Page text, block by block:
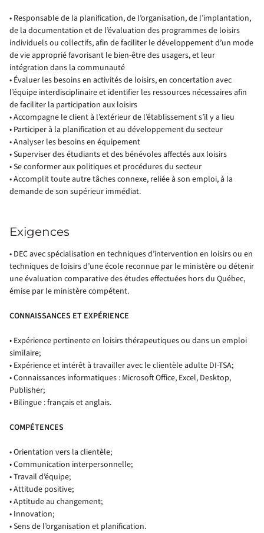
• Responsable de la planification, de l’organisation, de l’implantation,
de la documentation et de l’évaluation des programmes de loisirs
individuels ou collectifs, afin de faciliter le développement d’un mode
de vie approprié favorisant le bien-être des usagers, et leur
intégration dans la communauté
• Évaluer les besoins en activités de loisirs, en concertation avec
l’équipe interdisciplinaire et identifier les ressources nécessaires afin
de faciliter la participation aux loisirs
• Accompagne le client à l’extérieur de l’établissement s’il y a lieu
• Participer à la planification et au développement du secteur
• Analyser les besoins en équipement
• Superviser des étudiants et des bénévoles affectés aux loisirs
• Se conformer aux politiques et procédures du secteur
• Accomplit toute autre tâches connexe, reliée à son emploi, à la
demande de son supérieur immédiat.
Exigences
• DEC avec spécialisation en techniques d’intervention en loisirs ou en
techniques de loisirs d’une école reconnue par le ministère ou détenir
une évaluation comparative des études effectuées hors du Québec,
émise par le ministère compétent.
CONNAISSANCES ET EXPÉRIENCE
• Expérience pertinente en loisirs thérapeutiques ou dans un emploi
similaire;
• Expérience et intérêt à travailler avec le clientèle adulte DI-TSA;
• Connaissances informatiques : Microsoft Office, Excel, Desktop,
Publisher;
• Bilingue : français et anglais.
COMPÉTENCES
• Orientation vers la clientèle;
• Communication interpersonnelle;
• Travail d’équipe;
• Attitude positive;
• Aptitude au changement;
• Innovation;
• Sens de l’organisation et planification.